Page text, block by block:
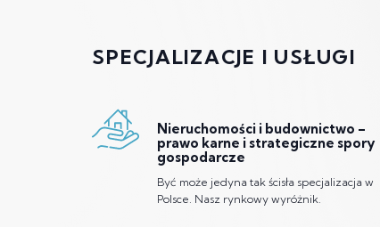
SPECJALIZACJE I USŁUGI
Nieruchomości i budownictwo –
prawo karne i strategiczne spory
gospodarcze
Być może jedyna tak ścisła specjalizacja w
Polsce. Nasz rynkowy wyróżnik.